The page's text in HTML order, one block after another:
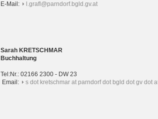
E-Mail:
l.grafl@parndorf.bgld.gv.at
Sarah KRETSCHMAR
Buchhaltung
Tel:Nr.: 02166 2300 - DW 23
Email:
s dot kretschmar at parndorf dot bgld dot gv dot